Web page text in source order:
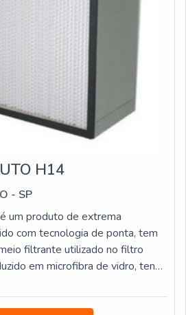
H14
- SP
um produto de extrema
com tecnologia de ponta, tem
filtrante utilizado no filtro
em microfibra de vidro, tendo
aço inox, e a vedação entre a